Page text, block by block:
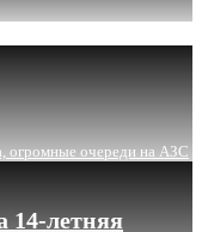
огромные очереди на АЗС
14-летняя